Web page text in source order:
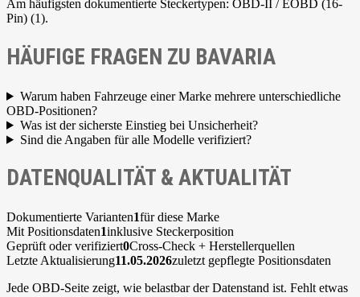
Am häufigsten dokumentierte Steckertypen: OBD-II / EOBD (16-
Pin) (1).
HÄUFIGE FRAGEN ZU BAVARIA
Warum haben Fahrzeuge einer Marke mehrere unterschiedliche
OBD-Positionen?
Was ist der sicherste Einstieg bei Unsicherheit?
Sind die Angaben für alle Modelle verifiziert?
DATENQUALITÄT & AKTUALITÄT
Dokumentierte Varianten1für diese Marke
Mit Positionsdaten1inklusive Steckerposition
Geprüft oder verifiziert0Cross-Check + Herstellerquellen
Letzte Aktualisierung11.05.2026zuletzt gepflegte Positionsdaten
Jede OBD-Seite zeigt, wie belastbar der Datenstand ist. Fehlt etwas